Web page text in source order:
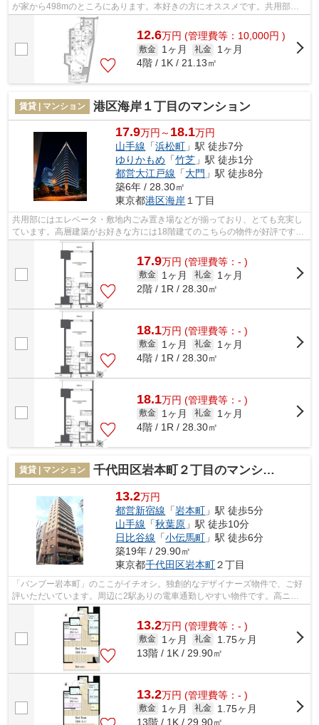
が家から498mのところにあります。本好きの方にオススメです。共用部に
は敷地内ごみ置き場・エレベータなどが備わって...
12.6万円 (管理費等：10,000円 )
敷金 1ヶ月 礼金
1ヶ月
4階 / 1K / 21.13㎡
賃貸 | マンション 港区海岸１丁目のマンション
17.9万円～ 18.1万円
山手線 「浜松町 」駅 徒歩7分
ゆりかもめ 「竹芝 」駅 徒歩1分
都営大江戸線 「大門 」駅 徒歩8分
築6年 / 28.30㎡
東京都港区海岸１丁目
共用部にはエレベータ・敷地内ごみ置き場などが揃っており、とても充実し
ています。高層建築がお好きな方には18階建てのこちらの物件が好評です。
マンションの陽当りも良く、昼間には...
17.9万円 (管理費等：- )
敷金 1ヶ月 礼金
1ヶ月
2階 / 1R / 28.30㎡
18.1万円 (管理費等：- )
敷金 1ヶ月 礼金
1ヶ月
4階 / 1R / 28.30㎡
18.1万円 (管理費等：- )
敷金 1ヶ月 礼金
1ヶ月
4階 / 1R / 28.30㎡
賃貸 | マンション 千代田区岩本町２丁目のマンション
13.2万円
都営新宿線 「岩本町 」駅 徒歩5分
山手線 「秋葉原 」駅 徒歩10分
日比谷線 「小伝馬町 」駅 徒歩6分
築19年 / 29.90㎡
東京都千代田区岩本町２丁目
「バンブー岩本町」のここがイチオシ。独創的なデザイナーズ物件で、ご好
評いただいています。周辺に2駅ありの電車通勤しやすい物件です。高ニー
ズな駅近の物件で、徒歩5分で駅に行く...
13.2万円 (管理費等：- )
敷金 1ヶ月 礼金
1.75ヶ月
13階 / 1K / 29.90㎡
13.2万円 (管理費等：- )
敷金 1ヶ月 礼金
1.75ヶ月
13階 / 1K / 29.90㎡